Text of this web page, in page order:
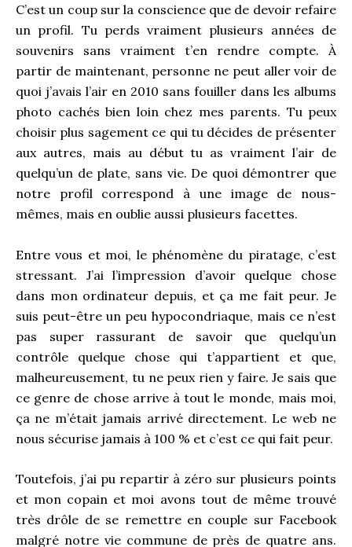
C’est un coup sur la conscience que de devoir refaire
un profil. Tu perds vraiment plusieurs années de
souvenirs sans vraiment t’en rendre compte. À
partir de maintenant, personne ne peut aller voir de
quoi j’avais l’air en 2010 sans fouiller dans les albums
photo cachés bien loin chez mes parents. Tu peux
choisir plus sagement ce qui tu décides de présenter
aux autres, mais au début tu as vraiment l’air de
quelqu’un de plate, sans vie. De quoi démontrer que
notre profil correspond à une image de nous-
mêmes, mais en oublie aussi plusieurs facettes.
Entre vous et moi, le phénomène du piratage, c’est
stressant. J’ai l’impression d’avoir quelque chose
dans mon ordinateur depuis, et ça me fait peur. Je
suis peut-être un peu hypocondriaque, mais ce n’est
pas super rassurant de savoir que quelqu’un
contrôle quelque chose qui t’appartient et que,
malheureusement, tu ne peux rien y faire. Je sais que
ce genre de chose arrive à tout le monde, mais moi,
ça ne m’était jamais arrivé directement. Le web ne
nous sécurise jamais à 100 % et c’est ce qui fait peur.
Toutefois, j’ai pu repartir à zéro sur plusieurs points
et mon copain et moi avons tout de même trouvé
très drôle de se remettre en couple sur Facebook
malgré notre vie commune de près de quatre ans.